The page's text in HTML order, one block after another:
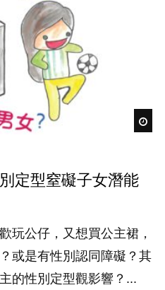
定型窒礙子女潛能
玩公仔，又想買公主裙，
或是有性別認同障礙？其
的性別定型觀影響？...